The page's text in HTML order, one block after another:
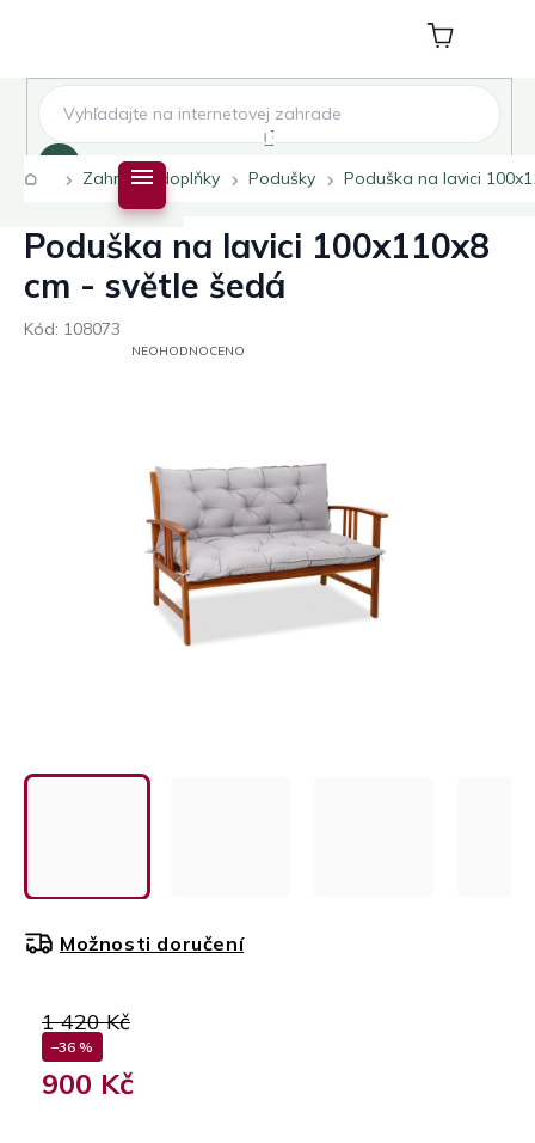
Nákupní
košík
DomůZahradní doplňky Podušky Poduška na lavici
Poduška na lavici 100x110x8
cm - světle šedá
Kód: 108073
PRŮMĚRNÉNEOHODNOCENO
1 420 Kč
–36 %
900 Kč
Možnosti doručení